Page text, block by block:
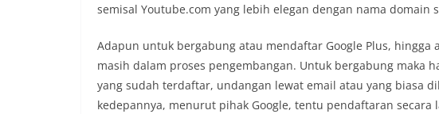
semisal Youtube.com yang lebih elegan dengan nama domain
Adapun untuk bergabung atau mendaftar Google Plus, hingga
masih dalam proses pengembangan. Untuk bergabung maka
yang sudah terdaftar, undangan lewat email atau yang biasa
kedepannya, menurut pihak Google, tentu pendaftaran secara